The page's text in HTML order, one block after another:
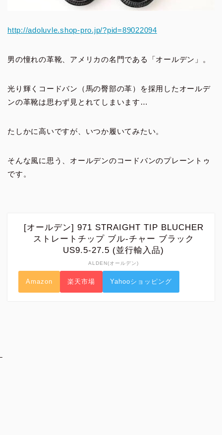
http://adoluvle.shop-pro.jp/?pid=89022094
男の憧れの革靴、アメリカの名門である「オールデン」。
光り輝くコードバン（馬の臀部の革）を採用したオールデ
ンの革靴は思わず見とれてしまいます…
たしかに高いですが、いつか履いてみたい。
そんな風に思う、オールデンのコードバンのプレーントゥ
です。
[オールデン] 971 STRAIGHT TIP BLUCHER
ストレートチップ ブル-チャー ブラック
US9.5-27.5 (並行輸入品)
ALDEN(オールデン)
Amazon 楽天市場 Yahooショッピング